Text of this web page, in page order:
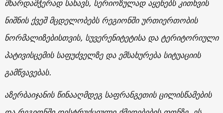
ნიშნის ქვეშ მცდელობებს რეგიონში ურთიერთობის
ნორმალიზებისთვის, სუვერენიტეტისა და ტერიტორიული
პატივისცემის საფუძველზე და ემსახურება სიტუაციის
გამწვავებას.
აზერბაიჯანის წინააღმდეგ საფრანგეთის ცილისწამების